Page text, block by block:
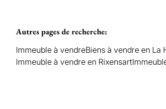
Autres pages de recherche:
Immeuble à vendreBiens à vendre en La
Immeuble à vendre en Rixensart